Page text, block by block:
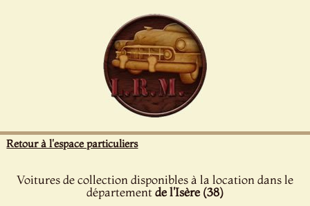
Retour à l'espace particuliers
Voitures de collection disponibles à la location dans le
départementde l'Isère (38)